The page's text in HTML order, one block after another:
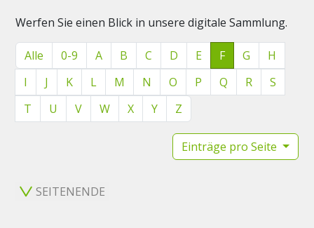
Werfen Sie einen Blick in unsere digitale Sammlung.
Alle 0-9 A B C D E F G
H
I
J K L M N O P Q R
S
T
U V W X Y Z
Einträge pro Seite
SEITENENDE